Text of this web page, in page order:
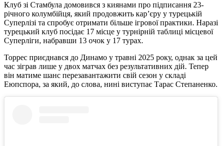
Клуб зі Стамбула домовився з киянами про підписання 23-
річного колумбійця, який продовжить кар’єру у турецькій
Суперлізі та спробує отримати більше ігрової практики. Наразі
турецький клуб посідає 17 місце у турнірній таблиці місцевої
Суперліги, набравши 13 очок у 17 турах.
Торрес приєднався до Динамо у травні 2025 року, однак за цей
час зіграв лише у двох матчах без результативних дій. Тепер
він матиме шанс перезавантажити свій сезон у складі
Еюпспора, за який, до слова, нині виступає Тарас Степаненко.